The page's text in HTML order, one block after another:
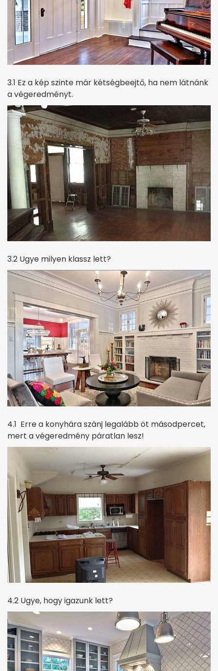
3.1 Ez a kép szinte már kétségbeejtő, ha nem látnánk
a végeredményt.
3.2 Ugye milyen klassz lett?
4.1 Erre a konyhára szánj legalább öt másodpercet,
mert a végeredmény páratlan lesz!
4.2 Ugye, hogy igazunk lett?